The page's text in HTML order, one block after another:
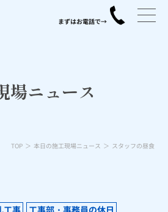
場ニュース
TOP 本日の施工現場ニュース スタッフの昼食
工事 工事部・事務員の休日